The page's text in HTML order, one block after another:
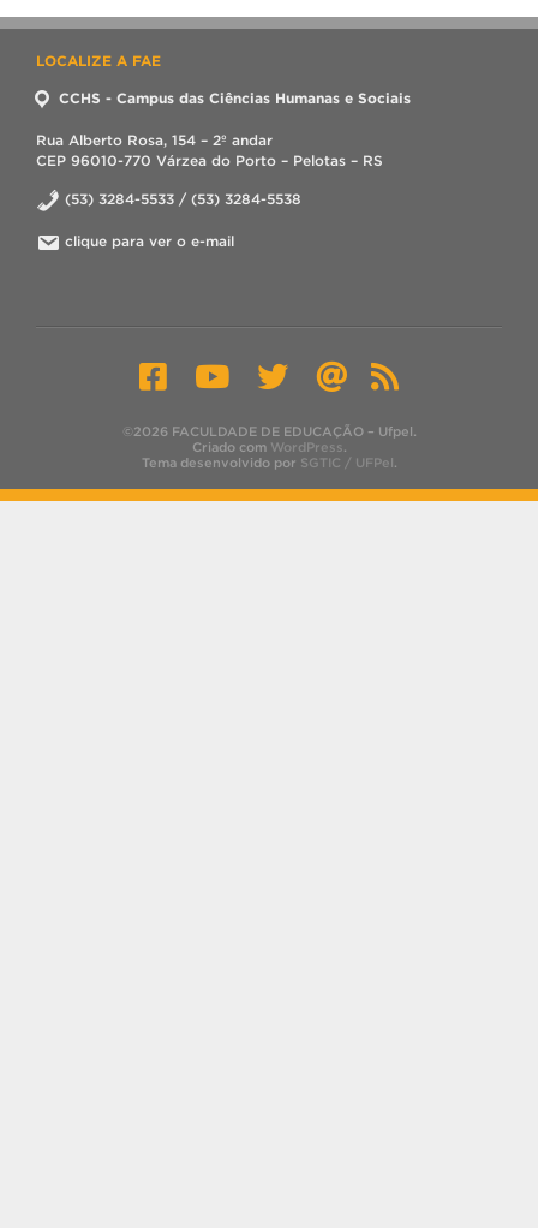
LOCALIZE A FAE
CCHS - Campus das Ciências Humanas e Sociais
Rua Alberto Rosa, 154 – 2º andar
CEP 96010-770 Várzea do Porto – Pelotas – RS
(53) 3284-5533 / (53) 3284-5538
clique para ver o e-mail
©2026 FACULDADE DE EDUCAÇÃO – Ufpel.
Criado com WordPress.
Tema desenvolvido por SGTIC / UFPel.